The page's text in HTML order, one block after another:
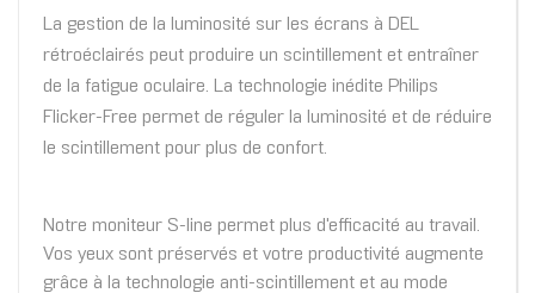
La gestion de la luminosité sur les écrans à DEL
rétroéclairés peut produire un scintillement et entraîner
de la fatigue oculaire. La technologie inédite Philips
Flicker-Free permet de réguler la luminosité et de réduire
le scintillement pour plus de confort.
Notre moniteur S-line permet plus d'efficacité au travail.
Vos yeux sont préservés et votre productivité augmente
grâce à la technologie anti-scintillement et au mode